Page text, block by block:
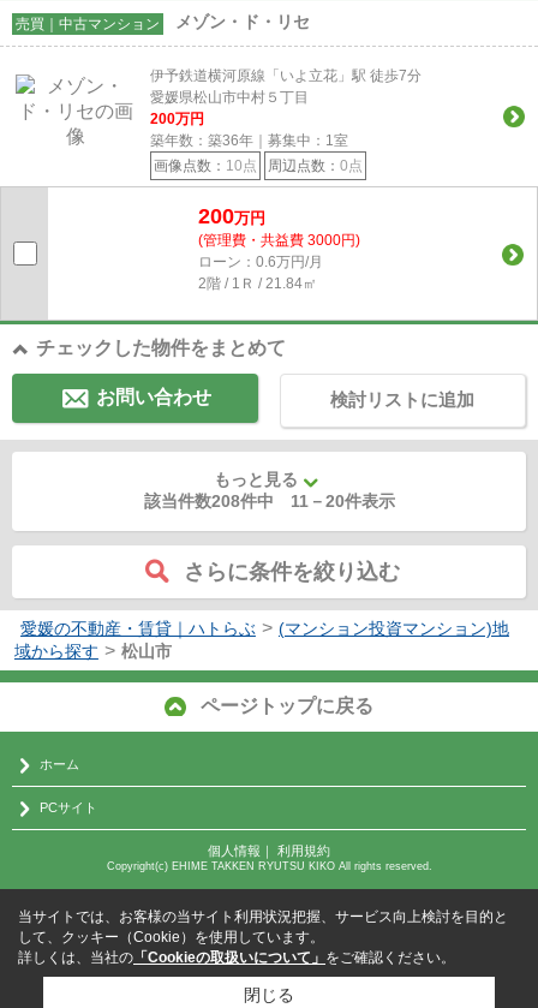
売買｜中古マンション メゾン・ド・リセ
伊予鉄道横河原線「いよ立花」駅 徒歩7分
愛媛県松山市中村５丁目
200万円
築年数：築36年｜募集中： 1室
画像点数： 10点 周辺点数： 0点
200万円
(管理費・共益費 3000円)
ローン：0.6万円/月
2階 / 1Ｒ / 21.84㎡
チェックした物件をまとめて
お問い合わせ 検討リストに追加
もっと見る
該当件数208件中 11 －20件表示
さらに条件を絞り込む
愛媛の不動産・賃貸｜ハトらぶ > (マンション投資マンション)地
域から探す > 松山市
ページトップに戻る
ホーム
PCサイト
個人情報 ｜ 利用規約
Copyright(c) EHIME TAKKEN RYUTSU KIKO All rights reserved.
当サイトでは、お客様の当サイト利用状況把握、サービス向上検討を目的と
して、クッキー（Cookie）を使用しています。
詳しくは、当社の 「Cookieの取扱いについて」 をご確認ください。
閉じる